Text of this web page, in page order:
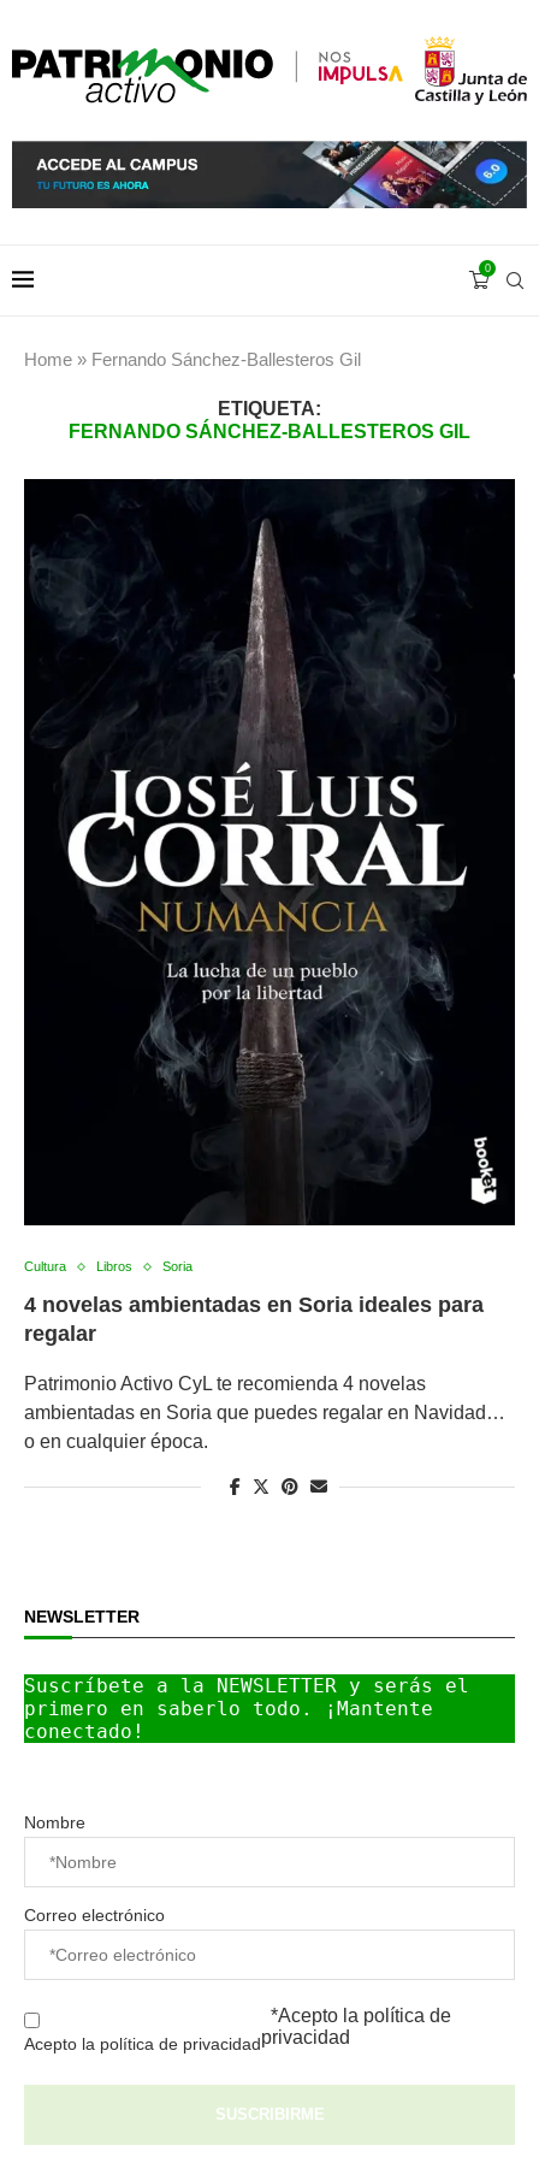
0
Home » Fernando Sánchez-Ballesteros Gil
ETIQUETA:
FERNANDO SÁNCHEZ-BALLESTEROS GIL
Cultura Libros Soria
4 novelas ambientadas en Soria ideales para
regalar
Patrimonio Activo CyL te recomienda 4 novelas
ambientadas en Soria que puedes regalar en Navidad…
o en cualquier época.
NEWSLETTER
Suscríbete a la NEWSLETTER y serás el
primero en saberlo todo. ¡Mantente
conectado!
Nombre
Correo electrónico
Acepto la política de privacidad
*Acepto la política de
privacidad